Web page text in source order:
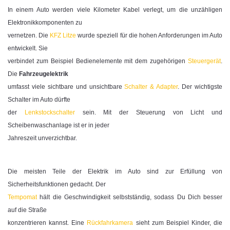
In einem Auto werden viele Kilometer Kabel verlegt, um die unzähligen
Elektronikkomponenten zu
vernetzen. Die KFZ Litze wurde speziell für die hohen Anforderungen im Auto
entwickelt. Sie
verbindet zum Beispiel Bedienelemente mit dem zugehörigen Steuergerät.
Die Fahrzeugelektrik
umfasst viele sichtbare und unsichtbareSchalter & Adapter. Der wichtigste
Schalter im Auto dürfte
der
Lenkstockschaltersein. Mit der Steuerung von Licht und
Scheibenwaschanlage ist er in jeder
Jahreszeit unverzichtbar.
Die meisten Teile der Elektrik im Auto sind zur Erfüllung von
Sicherheitsfunktionen gedacht. Der
Tempomathält die Geschwindigkeit selbstständig, sodass Du Dich besser
auf die Straße
konzentrieren kannst. Eine Rückfahrkamera sieht zum Beispiel Kinder, die